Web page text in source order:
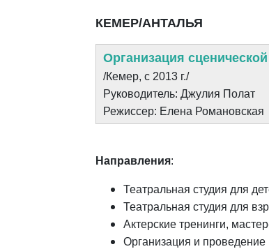
КЕМЕР/АНТАЛЬЯ
Организация
/Кемер, с 2013 г./
Руководитель: Джулия Полат
Режиссер: Елена Романовская
Направления:
Театральная студия для
Театральная студия для
Актерские тренинги,
Организация и